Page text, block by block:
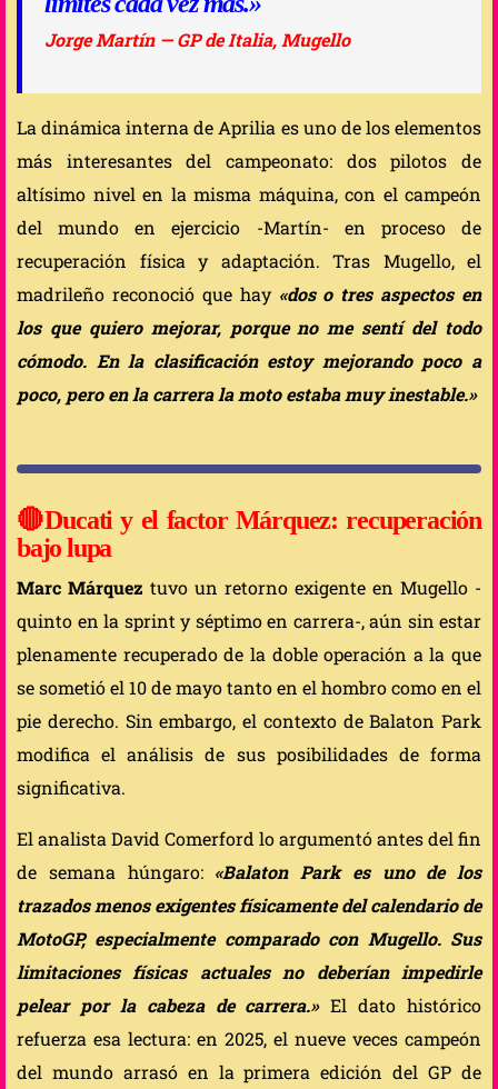
Jorge Martín — GP de Italia, Mugello
La dinámica interna de Aprilia es uno de los elementos
más interesantes del campeonato: dos pilotos de
altísimo nivel en la misma máquina, con el campeón
del mundo en ejercicio -Martín- en proceso de
recuperación física y adaptación. Tras Mugello, el
madrileño reconoció que hay «dos o tres aspectos en
los que quiero mejorar, porque no me sentí del todo
cómodo. En la clasificación estoy mejorando poco a
poco, pero en la carrera la moto estaba muy inestable.»
🔴Ducati y el factor Márquez: recuperación
bajo lupa
Marc Márquez tuvo un retorno exigente en Mugello -
quinto en la sprint y séptimo en carrera-, aún sin estar
plenamente recuperado de la doble operación a la que
se sometió el 10 de mayo tanto en el hombro como en el
pie derecho. Sin embargo, el contexto de Balaton Park
modifica el análisis de sus posibilidades de forma
significativa.
El analista David Comerford lo argumentó antes del fin
de semana húngaro: «Balaton Park es uno de los
trazados menos exigentes físicamente del calendario de
MotoGP, especialmente comparado con Mugello. Sus
limitaciones físicas actuales no deberían impedirle
pelear por la cabeza de carrera.»El dato histórico
refuerza esa lectura: en 2025, el nueve veces campeón
del mundo arrasó en la primera edición del GP de